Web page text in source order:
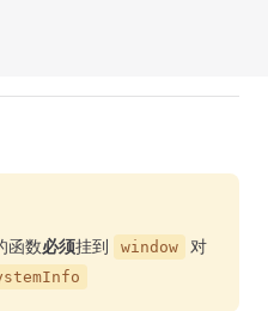
函数必须挂到 window
对